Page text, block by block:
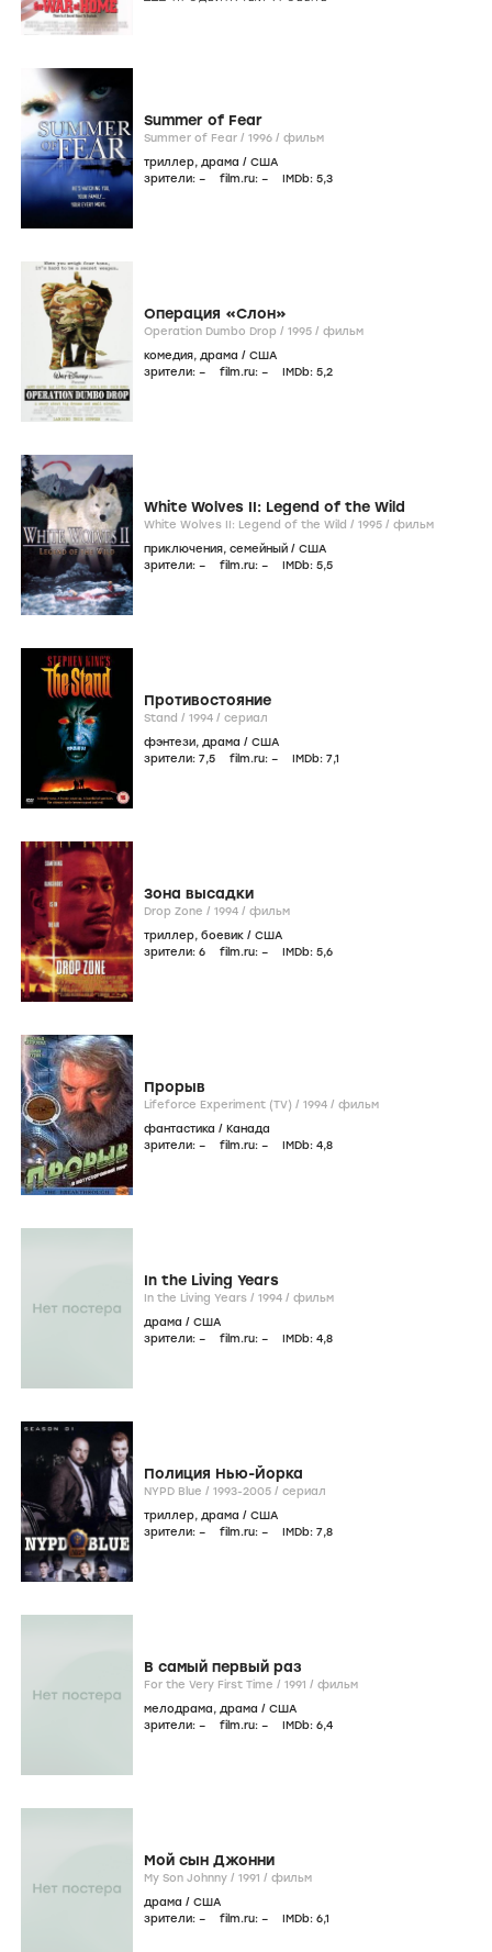
Summer of Fear
Summer of Fear / 1996 / фильм
триллер, драма / США
зрители: – film.ru: – IMDb: 5,3
Операция «Слон»
Operation Dumbo Drop / 1995 / фильм
комедия, драма / США
зрители: – film.ru: – IMDb: 5,2
White Wolves II: Legend of the Wild
White Wolves II: Legend of the Wild / 1995 / фильм
приключения, семейный / США
зрители: – film.ru: – IMDb: 5,5
Противостояние
Stand / 1994 / сериал
фэнтези, драма / США
зрители: 7,5 film.ru: – IMDb: 7,1
Зона высадки
Drop Zone / 1994 / фильм
триллер, боевик / США
зрители: 6 film.ru: – IMDb: 5,6
Прорыв
Lifeforce Experiment (TV) / 1994 / фильм
фантастика / Канада
зрители: – film.ru: – IMDb: 4,8
In the Living Years
In the Living Years / 1994 / фильм
драма / США
зрители: – film.ru: – IMDb: 4,8
Полиция Нью-Йорка
NYPD Blue / 1993-2005 / сериал
триллер, драма / США
зрители: – film.ru: – IMDb: 7,8
В самый первый раз
For the Very First Time / 1991 / фильм
мелодрама, драма / США
зрители: – film.ru: – IMDb: 6,4
Мой сын Джонни
My Son Johnny / 1991 / фильм
драма / США
зрители: – film.ru: – IMDb: 6,1